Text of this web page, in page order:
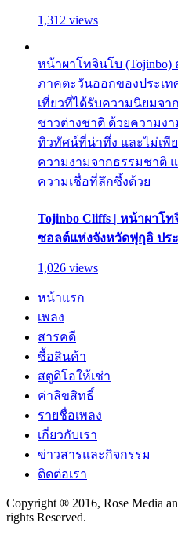
1,312 views
หน้าผาโทจินโบ (Tojinbo)
ภาคตะวันออกของประเ
เที่ยวที่ได้รับความนิยมจ
ชาวต่างชาติ ด้วยความง
ทิวทัศน์ที่น่าทึ่ง และไม่เพี
ความงามจากธรรมชาติ
ความเชื่อที่ลึกซึ้งด้วย
Tojinbo Cliffs | หน้าผาโ
ซอลต์แห่งจังหวัดฟุกุอิ ปร
1,026 views
หน้าแรก
เพลง
สารคดี
ซื้อสินค้า
สตูดิโอให้เช่า
ค่าลิขสิทธิ์
รายชื่อเพลง
เกี่ยวกับเรา
ข่าวสารและกิจกรรม
ติดต่อเรา
Copyright ® 2016, Rose Media
rights Reserved.